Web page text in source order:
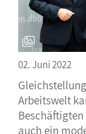
02. Juni 2022
Arbeitswelt
auch ein